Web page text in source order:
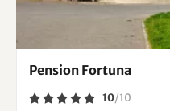
Pension Fortuna
10/10